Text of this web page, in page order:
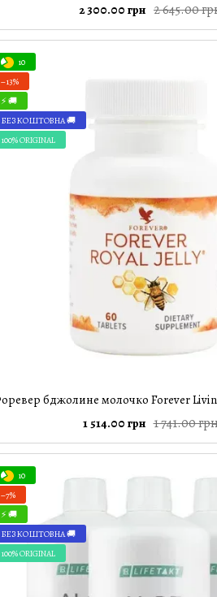
2 645.00
2 300.00 грн
10
−13%
⚡ 🚚
БЕЗКОШТОВНА 🚚
100% ORIGINAL
1 741.00
1 514.00 грн
10
−7%
⚡ 🚚
БЕЗКОШТОВНА 🚚
100% ORIGINAL